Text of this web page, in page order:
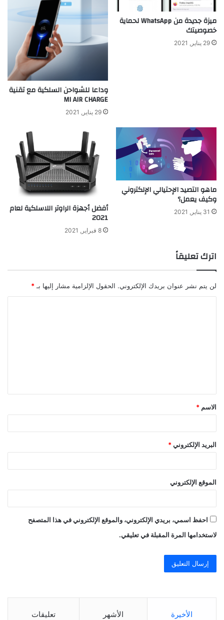
ميزة جديدة من WhatsApp لحماية
خصوصيتك
29 يناير, 2021
وداعا للشواحن السلكية مع تقنية
MI AIR CHARGE
29 يناير, 2021
ماهو التصيد الإحتيالي الإلكتروني
وكيف يعمل؟
31 يناير, 2021 أفضل أجهزة الراوتر اللاسلكية لعام
2021
8 فبراير, 2021
اترك تعليقاً
لن يتم نشر عنوان بريدك الإلكتروني. الحقول الإلزامية مشار إليها بـ *
ق
*
الاسم *
البريد الإلكتروني *
الموقع الإلكتروني
احفظ اسمي، بريدي الإلكتروني، والموقع الإلكتروني في هذا المتصفح
لاستخدامها المرة المقبلة في تعليقي.
الأخيرة الأشهر تعليقات